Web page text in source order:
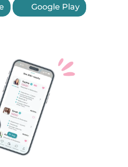
Google Play